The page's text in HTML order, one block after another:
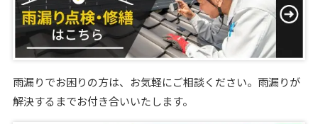
雨漏りでお困りの方は、お気軽にご相談ください。雨漏りが
解決するまでお付き合いいたします。